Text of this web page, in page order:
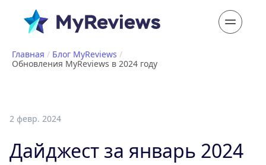
Главная / Блог MyReviews /
Обновления MyReviews в 2024 году
2 февр. 2024
Дайджест за январь 2024